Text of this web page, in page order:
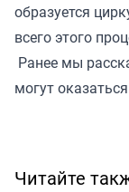
образуется
всего этого
Ранее мы
могут
Читайте